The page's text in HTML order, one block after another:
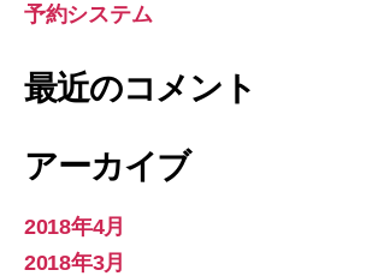
予約システム
最近のコメント
アーカイブ
2018年4月
2018年3月